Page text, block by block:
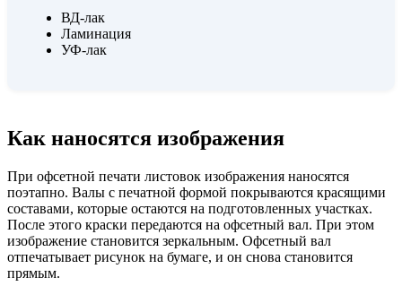
ВД-лак
Ламинация
УФ-лак
Как наносятся изображения
При офсетной печати листовок изображения наносятся
поэтапно. Валы с печатной формой покрываются красящими
составами, которые остаются на подготовленных участках.
После этого краски передаются на офсетный вал. При этом
изображение становится зеркальным. Офсетный вал
отпечатывает рисунок на бумаге, и он снова становится
прямым.